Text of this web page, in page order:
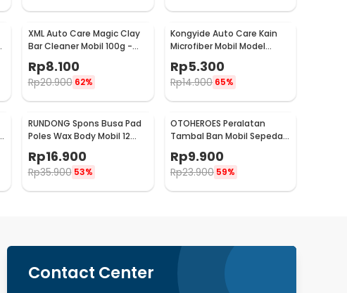
XML Auto Care Magic Clay
Bar Cleaner Mobil 100g -
QW89
Rp8.100
Rp20.900 62%
Kongyide Auto Care Kain
Microfiber Mobil Model
Bundar - L-20
Rp5.300
Rp14.900 65%
RUNDONG Spons Busa Pad
Poles Wax Body Mobil 12
PCS - R2010
Rp16.900
Rp35.900 53%
OTOHEROES Peralatan
Tambal Ban Mobil Sepeda
Rp9.900
Rp23.900 59%
Contact Center